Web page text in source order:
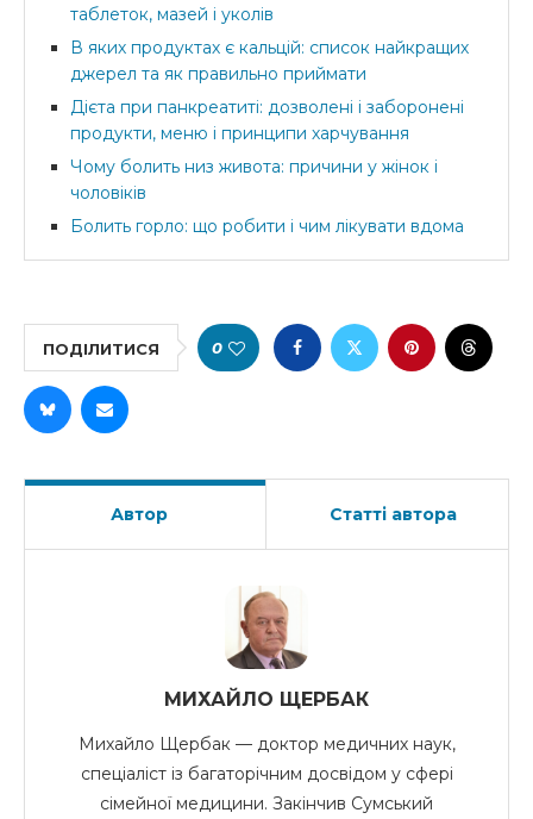
таблеток, мазей і уколів
В яких продуктах є кальцій: список найкращих
джерел та як правильно приймати
Дієта при панкреатиті: дозволені і заборонені
продукти, меню і принципи харчування
Чому болить низ живота: причини у жінок і
чоловіків
Болить горло: що робити і чим лікувати вдома
ПОДІЛИТИСЯ 0
Автор Статті автора
МИХАЙЛО ЩЕРБАК
Михайло Щербак — доктор медичних наук,
спеціаліст із багаторічним досвідом у сфері
сімейної медицини. Закінчив Сумський